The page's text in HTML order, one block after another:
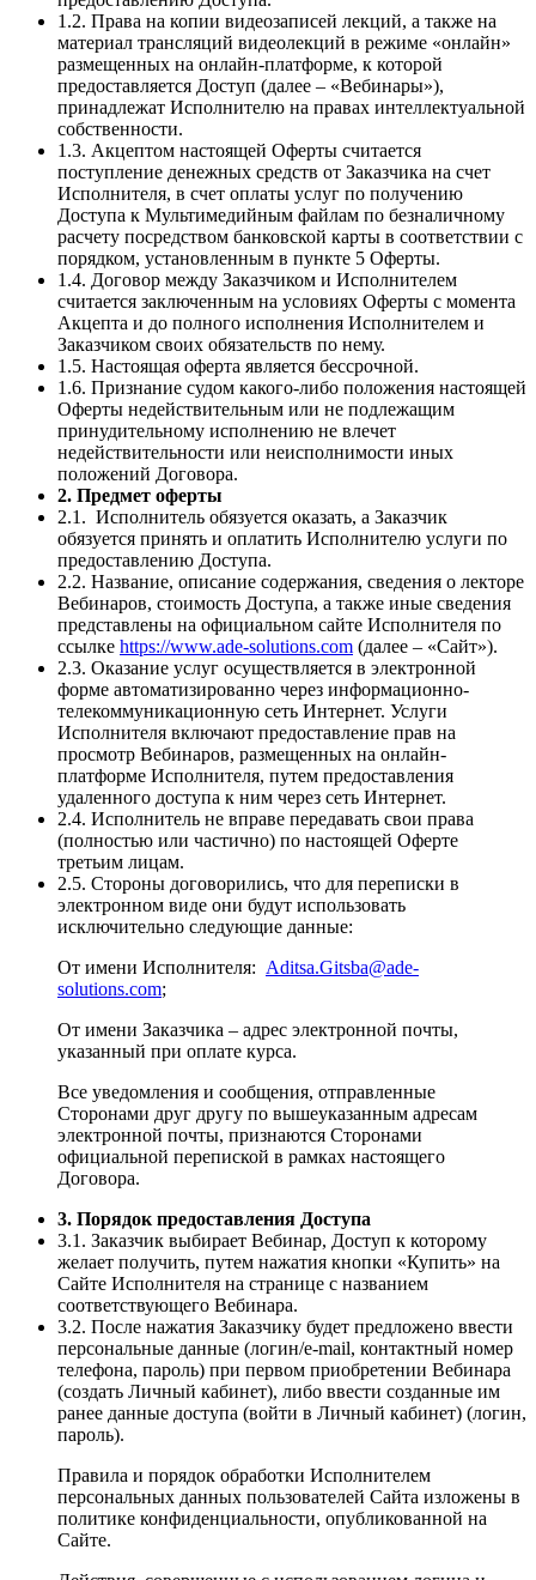
1.2. Права на копии видеозаписей лекций, а также на
материал трансляций видеолекций в режиме «онлайн»
размещенных на онлайн-платформе, к которой
предоставляется Доступ (далее – «Вебинары»),
принадлежат Исполнителю на правах интеллектуальной
собственности.
1.3. Акцептом настоящей Оферты считается
поступление денежных средств от Заказчика на счет
Исполнителя, в счет оплаты услуг по получению
Доступа к Мультимедийным файлам по безналичному
расчету посредством банковской карты в соответствии с
порядком, установленным в пункте 5 Оферты.
1.4. Договор между Заказчиком и Исполнителем
считается заключенным на условиях Оферты с момента
Акцепта и до полного исполнения Исполнителем и
Заказчиком своих обязательств по нему.
1.5. Настоящая оферта является бессрочной.
1.6. Признание судом какого-либо положения настоящей
Оферты недействительным или не подлежащим
принудительному исполнению не влечет
недействительности или неисполнимости иных
положений Договора.
2. Предмет оферты
2.1. Исполнитель обязуется оказать, а Заказчик
обязуется принять и оплатить Исполнителю услуги по
предоставлению Доступа.
2.2. Название, описание содержания, сведения о лекторе
Вебинаров, стоимость Доступа, а также иные сведения
представлены на официальном сайте Исполнителя по
ссылке https://www.ade-solutions.com (далее – «Сайт»).
2.3. Оказание услуг осуществляется в электронной
форме автоматизированно через информационно-
телекоммуникационную сеть Интернет. Услуги
Исполнителя включают предоставление прав на
просмотр Вебинаров, размещенных на онлайн-
платформе Исполнителя, путем предоставления
удаленного доступа к ним через сеть Интернет.
2.4. Исполнитель не вправе передавать свои права
(полностью или частично) по настоящей Оферте
третьим лицам.
2.5. Стороны договорились, что для переписки в
электронном виде они будут использовать
исключительно следующие данные:
От имени Исполнителя: Aditsa.Gitsba@ade-
solutions.com;
От имени Заказчика – адрес электронной почты,
указанный при оплате курса.
Все уведомления и сообщения, отправленные
Сторонами друг другу по вышеуказанным адресам
электронной почты, признаются Сторонами
официальной перепиской в рамках настоящего
Договора.
3. Порядок предоставления Доступа
3.1. Заказчик выбирает Вебинар, Доступ к которому
желает получить, путем нажатия кнопки «Купить» на
Сайте Исполнителя на странице с названием
соответствующего Вебинара.
3.2. После нажатия Заказчику будет предложено ввести
персональные данные (логин/e-mail, контактный номер
телефона, пароль) при первом приобретении Вебинара
(создать Личный кабинет), либо ввести созданные им
ранее данные доступа (войти в Личный кабинет) (логин,
пароль).
Правила и порядок обработки Исполнителем
персональных данных пользователей Сайта изложены в
политике конфиденциальности, опубликованной на
Сайте.